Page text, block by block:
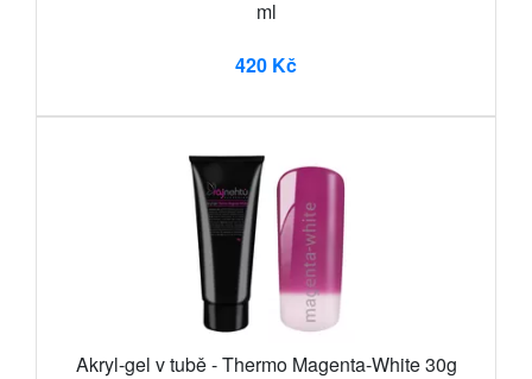
ml
420 Kč
Akryl-gel v tubě - Thermo Magenta-White 30g